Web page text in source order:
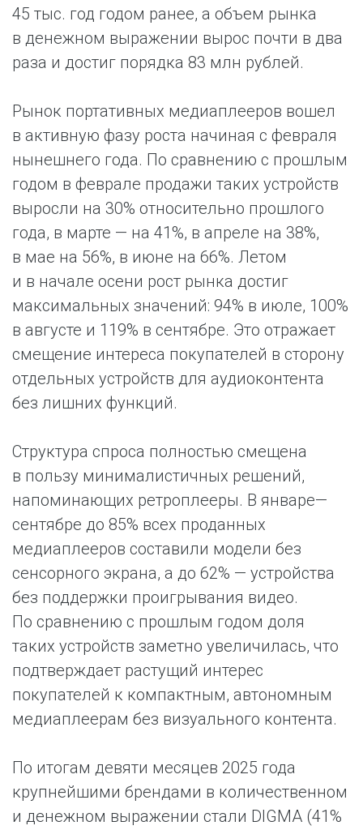
45 тыс. год годом ранее, а объем рынка
в денежном выражении вырос почти в два
раза и достиг порядка 83 млн рублей.
Рынок портативных медиаплееров вошел
в активную фазу роста начиная с февраля
нынешнего года. По сравнению с прошлым
годом в феврале продажи таких устройств
выросли на 30% относительно прошлого
года, в марте — на 41%, в апреле на 38%,
в мае на 56%, в июне на 66%. Летом
и в начале осени рост рынка достиг
максимальных значений: 94% в июле, 100%
в августе и 119% в сентябре. Это отражает
смещение интереса покупателей в сторону
отдельных устройств для аудиоконтента
без лишних функций.
Структура спроса полностью смещена
в пользу минималистичных решений,
напоминающих ретроплееры. В январе—
сентябре до 85% всех проданных
медиаплееров составили модели без
сенсорного экрана, а до 62% — устройства
без поддержки проигрывания видео.
По сравнению с прошлым годом доля
таких устройств заметно увеличилась, что
подтверждает растущий интерес
покупателей к компактным, автономным
медиаплеерам без визуального контента.
По итогам девяти месяцев 2025 года
крупнейшими брендами в количественном
и денежном выражении стали DIGMA (41%